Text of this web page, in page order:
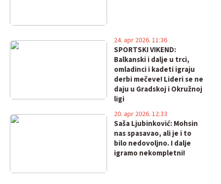
SPORTSKI VIKEND:
Balkanski i dalje u trci,
omladinci i kadeti igraju
derbi mečeve! Lideri se ne
daju u Gradskoj i Okružnoj
ligi
24. apr 2026. 11:36
Saša Ljubinković: Mohsin
nas spasavao, ali je i to
bilo nedovoljno. I dalje
igramo nekompletni!
20. apr 2026. 12:33